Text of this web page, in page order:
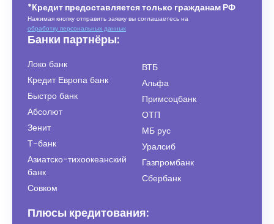
*Кредит предоставляется только гражданам РФ
Нажимая кнопку отправить заявку вы соглашаетесь на
обработку персональных данных
Банки партнёры:
Локо банк
Кредит Европа банк
Быстро банк
Абсолют
Зенит
Т-банк
Азиатско-тихоокеанский
банк
Совком
ВТБ
Альфа
Примсоцбанк
ОТП
МБ рус
Уралсиб
Газпромбанк
Сбербанк
Плюсы кредитования: